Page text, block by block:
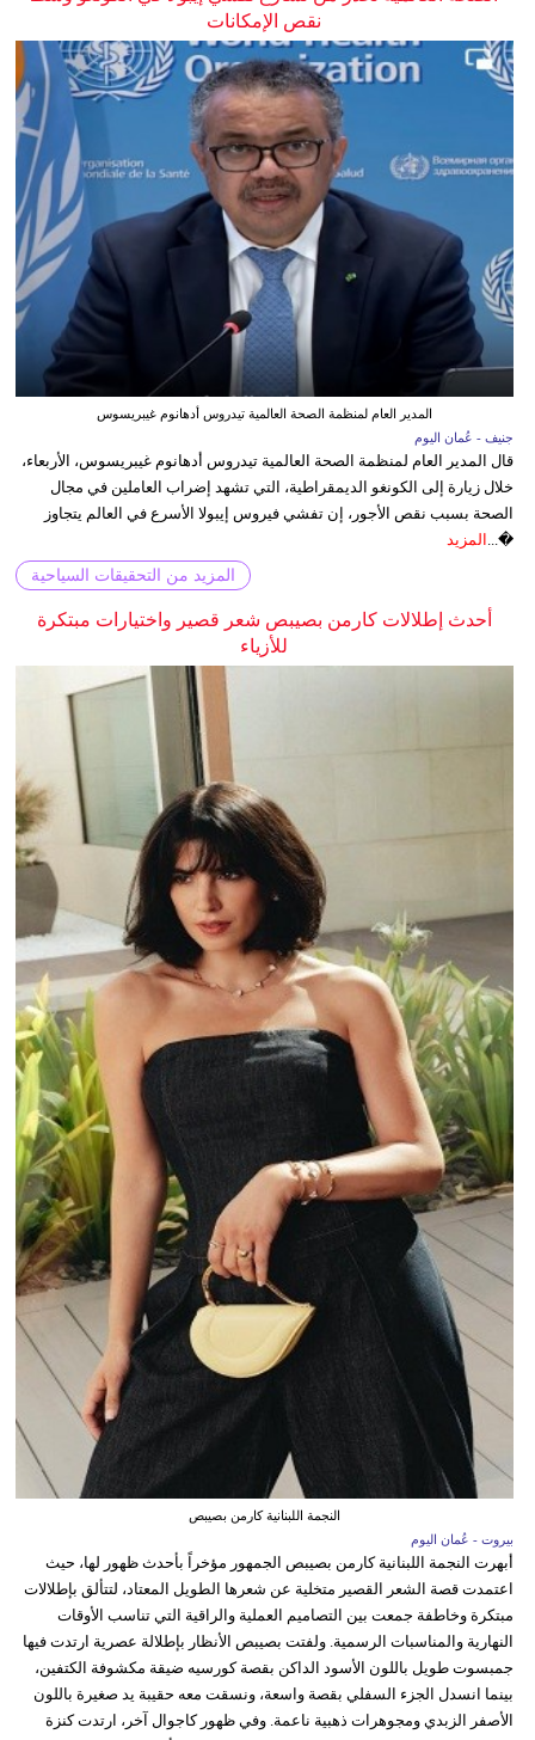
نقص الإمكانات
المدير العام لمنظمة الصحة العالمية تيدروس أدهانوم غيبريسوس
جنيف - عُمان اليوم
قال المدير العام لمنظمة الصحة العالمية تيدروس أدهانوم غيبريسوس، الأربعاء،
خلال زيارة إلى الكونغو الديمقراطية، التي تشهد إضراب العاملين في مجال
الصحة بسبب نقص الأجور، إن تفشي فيروس إيبولا الأسرع في العالم يتجاوز
�...
المزيد
المزيد من التحقيقات السياحية
أحدث إطلالات كارمن بصيبص شعر قصير واختيارات مبتكرة
للأزياء
النجمة اللبنانية كارمن بصيبص
بيروت - عُمان اليوم
أبهرت النجمة اللبنانية كارمن بصيبص الجمهور مؤخراً بأحدث ظهور لها، حيث
اعتمدت قصة الشعر القصير متخلية عن شعرها الطويل المعتاد، لتتألق بإطلالات
مبتكرة وخاطفة جمعت بين التصاميم العملية والراقية التي تناسب الأوقات
النهارية والمناسبات الرسمية. ولفتت بصيبص الأنظار بإطلالة عصرية ارتدت فيها
جمبسوت طويل باللون الأسود الداكن بقصة كورسيه ضيقة مكشوفة الكتفين،
بينما انسدل الجزء السفلي بقصة واسعة، ونسقت معه حقيبة يد صغيرة باللون
الأصفر الزبدي ومجوهرات ذهبية ناعمة. وفي ظهور كاجوال آخر، ارتدت كنزة